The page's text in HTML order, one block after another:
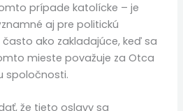
prípade katolícke – je
aj pre politickú
ako zakladajúce, keď sa
mieste považuje za Otca
spoločnosti.
že tieto oslavy sa